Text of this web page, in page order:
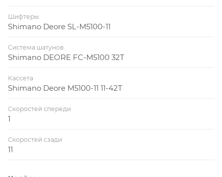
Шифтеры
Shimano Deore SL-M5100-11
Система шатунов
Shimano DEORE FC-M5100 32T
Кассета
Shimano Deore M5100-11 11-42T
Скоростей спереди
1
Скоростей сзади
11